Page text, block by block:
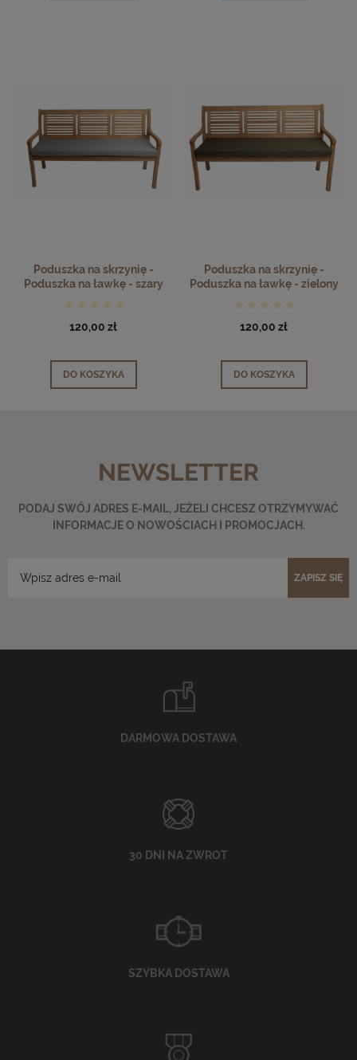
Poduszka na skrzynię -
Poduszka na ławkę - szary
120,00 zł
DO KOSZYKA
Poduszka na skrzynię -
Poduszka na ławkę - zielony
120,00 zł
DO KOSZYKA
NEWSLETTER
PODAJ SWÓJ ADRES E-MAIL, JEŻELI CHCESZ OTRZYMYWAĆ
INFORMACJE O NOWOŚCIACH I PROMOCJACH.
ZAPISZ SIĘ
DARMOWA DOSTAWA
30 DNI NA ZWROT
SZYBKA DOSTAWA